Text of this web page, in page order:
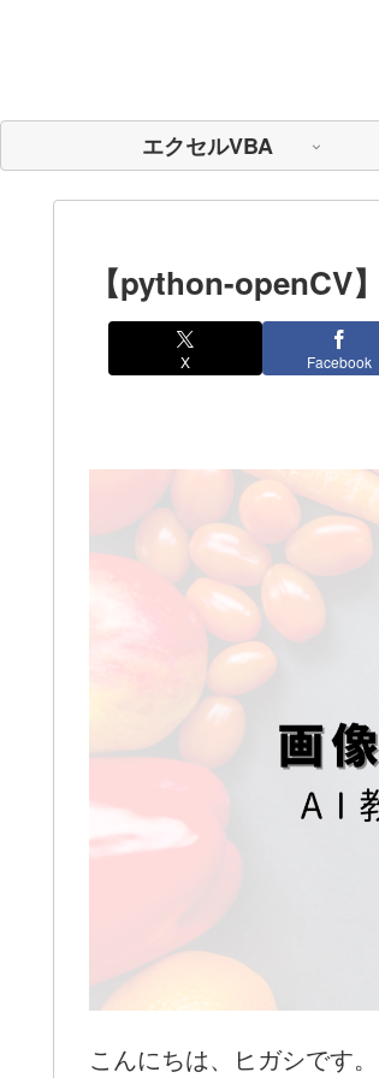
エクセルVBA
【python-openCV
X Facebook
こんにちは、ヒガシです。